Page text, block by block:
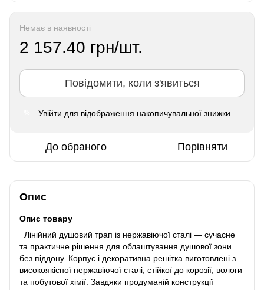
Немає в наявності
2 157.40 грн/шт.
Повідомити, коли з'явиться
Увійти для відображення накопичувальної знижки
До обраного Порівняти
Опис
Опис товару
Лінійний душовий трап із нержавіючої сталі — сучасне
та практичне рішення для облаштування душової зони
без піддону. Корпус і декоративна решітка виготовлені з
високоякісної нержавіючої сталі, стійкої до корозії, вологи
та побутової хімії. Завдяки продуманій конструкції